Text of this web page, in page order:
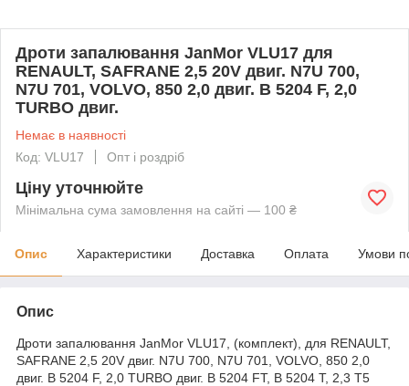
Дроти запалювання JanMor VLU17 для
RENAULT, SAFRANE 2,5 20V двиг. N7U 700,
N7U 701, VOLVO, 850 2,0 двиг. B 5204 F, 2,0
TURBO двиг.
Немає в наявності
Код: VLU17
Опт і роздріб
Ціну уточнюйте
Мінімальна сума замовлення на сайті — 100 ₴
Опис Характеристики Доставка Оплата Умови
Опис
Дроти запалювання JanMor VLU17, (комплект), для RENAULT,
SAFRANE 2,5 20V двиг. N7U 700, N7U 701, VOLVO, 850 2,0
двиг. B 5204 F, 2,0 TURBO двиг. B 5204 FT, B 5204 T, 2,3 T5